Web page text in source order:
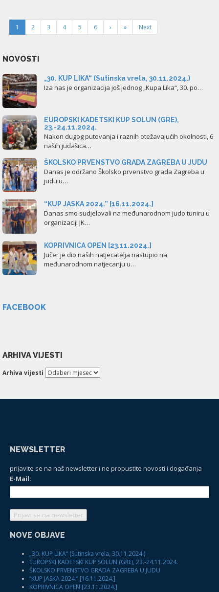
1 2 3 4 5 6 › » Next
NOVOSTI
„30. KUP LIKA“ (Sutinska vrela, 30.11.2024.)
Iza nas je organizacija još jednog „Kupa Lika“, 30. po…
EUROPSKI KADETSKI KUP SOLUN (GRE),
23.-24.11.2024.
Nakon dugog putovanja i raznih otežavajućih okolnosti, 6
naših judašica…
ŠKOLSKO PRVENSTVO GRADA ZAGREBA U JUDU
Danas je održano Školsko prvenstvo grada Zagreba u
judu u…
“KUP JASKA 2024.” [16.11.2024.]
Danas smo sudjelovali na međunarodnom judo tuniru u
organizaciji JK…
KOPRIVNICA OPEN [23.11.2024.]
Jučer je dio naših natjecatelja nastupio na
međunarodnom natjecanju u…
FACEBOOK
ARHIVA VIJESTI
Arhiva vijesti
NEWSLETTER
prijavite se na naš newsletter i ne propustite novosti i događanja
E-Mail:
NOVE OBJAVE
„30. KUP LIKA“ (Sutinska vrela, 30.11.2024.)
EUROPSKI KADETSKI KUP SOLUN (GRE), 23.-24.11.2024.
ŠKOLSKO PRVENSTVO GRADA ZAGREBA U JUDU
“KUP JASKA 2024.” [16.11.2024.]
KOPRIVNICA OPEN [23.11.2024.]